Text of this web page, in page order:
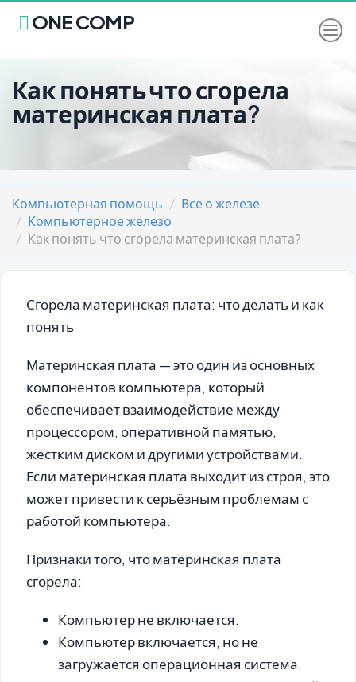
ONE COMP
Как понять что сгорела
материнская плата?
Компьютерная помощь
Все о железе
Компьютерное железо
Как понять что сгорела материнская плата?
Сгорела материнская плата: что делать и как
понять
Материнская плата — это один из основных
компонентов компьютера, который
обеспечивает взаимодействие между
процессором, оперативной памятью,
жёстким диском и другими устройствами.
Если материнская плата выходит из строя, это
может привести к серьёзным проблемам с
работой компьютера.
Признаки того, что материнская плата
сгорела:
Компьютер не включается.
Компьютер включается, но не
загружается операционная система.